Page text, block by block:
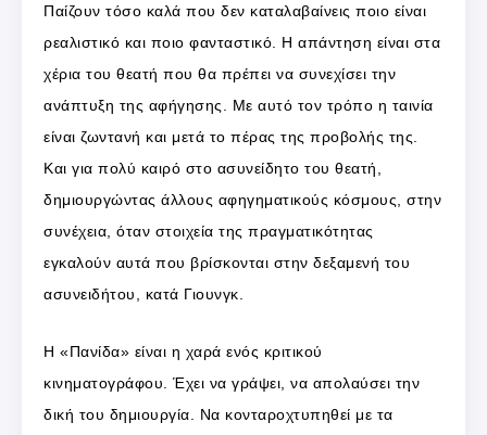
Παίζουν τόσο καλά που δεν καταλαβαίνεις ποιο είναι
ρεαλιστικό και ποιο φανταστικό. Η απάντηση είναι στα
χέρια του θεατή που θα πρέπει να συνεχίσει την
ανάπτυξη της αφήγησης. Με αυτό τον τρόπο η ταινία
είναι ζωντανή και μετά το πέρας της προβολής της.
Και για πολύ καιρό στο ασυνείδητο του θεατή,
δημιουργώντας άλλους αφηγηματικούς κόσμους, στην
συνέχεια, όταν στοιχεία της πραγματικότητας
εγκαλούν αυτά που βρίσκονται στην δεξαμενή του
ασυνειδήτου, κατά Γιουνγκ.
Η «Πανίδα» είναι η χαρά ενός κριτικού
κινηματογράφου. Έχει να γράψει, να απολαύσει την
δική του δημιουργία. Να κονταροχτυπηθεί με τα